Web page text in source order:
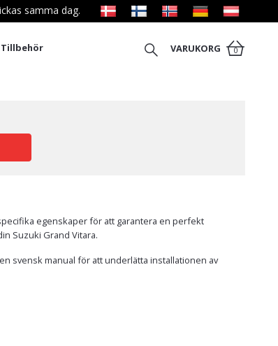
samma dag.
Tillbehör VARUKORG 0
egenskaper för att garantera en perfekt
Suzuki Grand Vitara.
svensk manual för att underlätta installationen av